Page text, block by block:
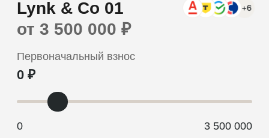
является офертой. Ставка определяется
индивидуально и зависит от банка,
программы кредитования, первоначального
взноса и параметров заемщика